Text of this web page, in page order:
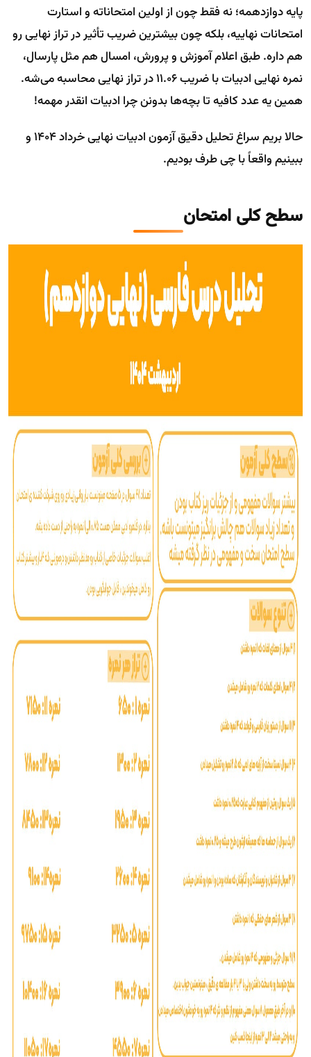
پایه دوازدهمه؛ نه فقط چون از اولین امتحاناته و استارت
امتحانات نهاییه، بلکه چون بیشترین ضریب تأثیر در تراز نهایی رو
هم داره. طبق اعلام آموزش و پرورش، امسال هم مثل پارسال،
نمره نهایی ادبیات با ضریب ۱۱.۰۶ در تراز نهایی محاسبه می‌شه.
همین یه عدد کافیه تا بچه‌ها بدونن چرا ادبیات انقدر مهمه!
حالا بریم سراغ تحلیل دقیق آزمون ادبیات نهایی خرداد ۱۴۰۴ و
ببینیم واقعاً با چی طرف بودیم.
سطح کلی امتحان